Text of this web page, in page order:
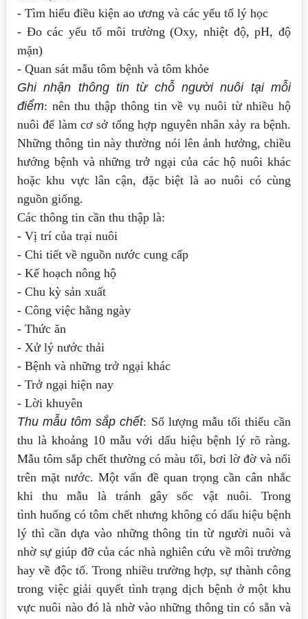
- Tìm hiểu điều kiện ao ương và các yếu tố lý học
- Đo các yếu tố môi trường (Oxy, nhiệt độ, pH, độ
mặn)
- Quan sát mẫu tôm bệnh và tôm khỏe
Ghi nhận thông tin từ chỗ người nuôi tại mỗi
điểm: nên thu thập thông tin về vụ nuôi từ nhiều hộ
nuôi để làm cơ sở tổng hợp nguyên nhân xảy ra bệnh.
Những thông tin này thường nói lên ảnh hưởng, chiều
hướng bệnh và những trở ngại của các hộ nuôi khác
hoặc khu vực lân cận, đặc biệt là ao nuôi có cùng
nguồn giống.
Các thông tin cần thu thập là:
- Vị trí của trại nuôi
- Chi tiết về nguồn nước cung cấp
- Kế hoạch nông hộ
- Chu kỳ sản xuất
- Công việc hằng ngày
- Thức ăn
- Xử lý nước thải
- Bệnh và những trở ngại khác
- Trở ngại hiện nay
- Lời khuyên
Thu mẫu tôm sắp chết: Số lượng mẫu tối thiểu cần
thu là khoảng 10 mẫu với dấu hiệu bệnh lý rõ ràng.
Mẫu tôm sắp chết thường có màu tối, bơi lờ đờ và nổi
trên mặt nước.Một vấn đề quan trọng cần cân nhắc
khi thu mẫu là tránh gây sốc vật nuôi. Trong
tình huống có tôm chết nhưng không có dấu hiệu bệnh
lý thì cần dựa vào những thông tin từ người nuôi và
nhờ sự giúp đỡ của các nhà nghiên cứu về môi trường
hay về độc tố.Trong nhiều trường hợp, sự thành công
trong việc giải quyết tình trạng dịch bệnh ởmột khu
vực nuôi nào đó là nhờ vào những thông tin có sẵn và